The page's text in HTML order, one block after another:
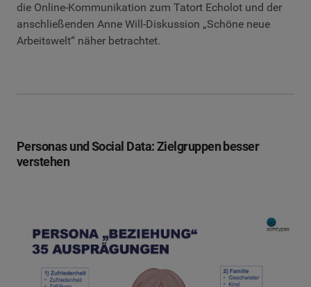
die Online-Kommunikation zum Tatort Echolot und der
anschließenden Anne Will-Diskussion „Schöne neue
Arbeitswelt“ näher betrachtet.
Personas und Social Data: Zielgruppen besser
verstehen